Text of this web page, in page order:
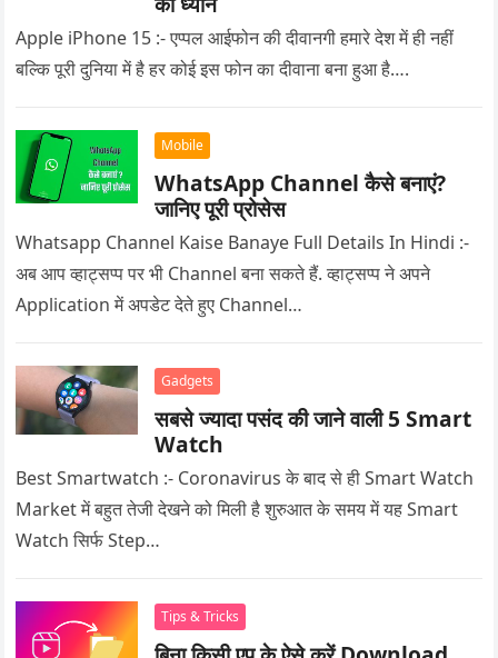
Apple iPhone 15 :- एप्पल आईफोन की दीवानगी हमारे देश में ही नहीं
बल्कि पूरी दुनिया में है हर कोई इस फोन का दीवाना बना हुआ है….
Mobile
WhatsApp Channel कैसे बनाएं?
जानिए पूरी प्रोसेस
Whatsapp Channel Kaise Banaye Full Details In Hindi :-
अब आप व्हाट्सप्प पर भी Channel बना सकते हैं. व्हाट्सप्प ने अपने
Application में अपडेट देते हुए Channel…
Gadgets
सबसे ज्यादा पसंद की जाने वाली 5 Smart
Watch
Best Smartwatch :- Coronavirus के बाद से ही Smart Watch
Market में बहुत तेजी देखने को मिली है शुरुआत के समय में यह Smart
Watch सिर्फ Step…
Tips & Tricks